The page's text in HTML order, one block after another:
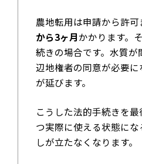
農地転用は申請から許可
から3ヶ月かかります。
続きの場合です。水質が
辺地権者の同意が必要
が延びます。
こうした法的手続きを
つ実際に使える状態に
しが立たなくなります。